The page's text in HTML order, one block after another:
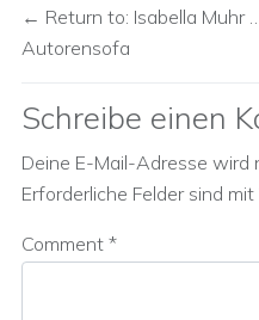
Return to: Isabella Muhr
Autorensofa
Schreibe einen
Deine E-Mail-Adresse
Erforderliche Felder sind mit
Comment *